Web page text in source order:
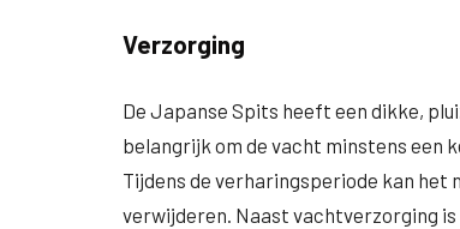
Verzorging
De Japanse Spits heeft een dikke,
belangrijk om de vacht minstens een
Tijdens de verharingsperiode kan het
verwijderen. Naast vachtverzorging